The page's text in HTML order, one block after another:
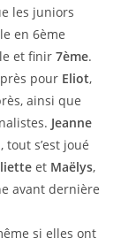
les juniors
en 6ème
et finir7ème.
pour Eliot,
ainsi que
Jeanne
tout s’est joué
et Maëlys,
avant dernière
si elles ont